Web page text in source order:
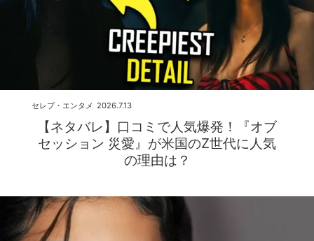
セレブ・エンタメ 2026.7.13
【ネタバレ】口コミで人気爆発！『オブ
セッション 災愛』が米国のZ世代に人気
の理由は？